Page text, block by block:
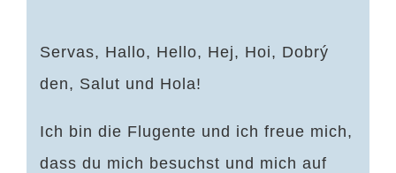
Servas, Hallo, Hello, Hej, Hoi, Dobrý
den, Salut und Hola!
Ich bin die Flugente und ich freue mich,
dass du mich besuchst und mich auf